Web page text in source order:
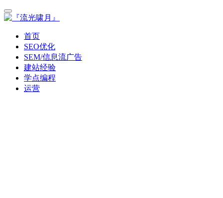
首页
SEO优化
SEM/信息流广告
建站经验
学点编程
运营